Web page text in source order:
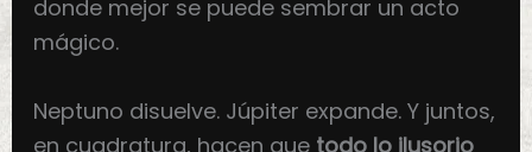
donde mejor se puede sembrar un acto
mágico.
Neptuno disuelve. Júpiter expande. Y juntos,
en cuadratura, hacen que todo lo ilusorio